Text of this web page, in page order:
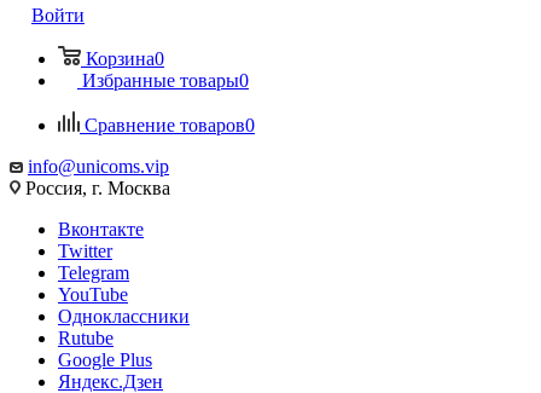
Войти
Корзина0
Избранные товары0
Сравнение товаров0
info@unicoms.vip
Россия, г. Москва
Вконтакте
Twitter
Telegram
YouTube
Одноклассники
Rutube
Google Plus
Яндекс.Дзен